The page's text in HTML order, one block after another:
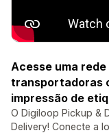
Acesse uma
transportadoras
impressão de
O Digiloop Pickup &
Delivery! Conecte a